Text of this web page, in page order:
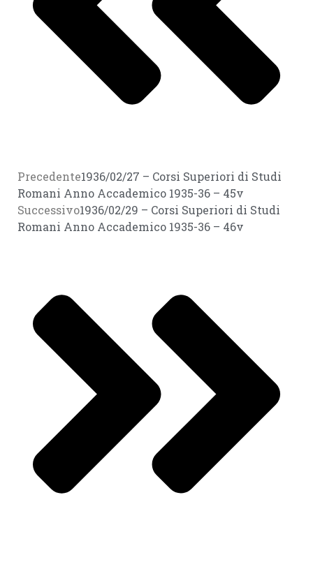
Precedente1936/02/27 – Corsi Superiori di Studi
Romani Anno Accademico 1935-36 – 45v
Successivo1936/02/29 – Corsi Superiori di Studi
Romani Anno Accademico 1935-36 – 46v